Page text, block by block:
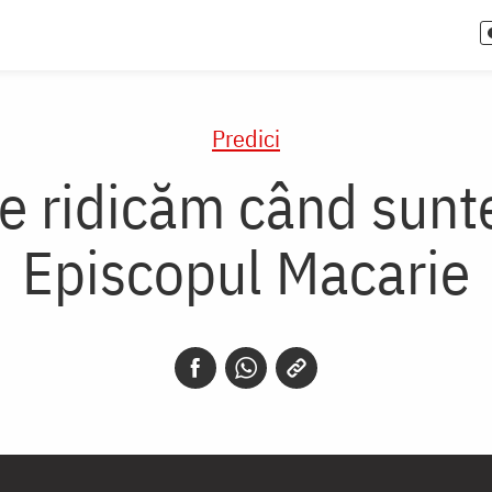
Predici
ridicăm când
Episcopul Macarie